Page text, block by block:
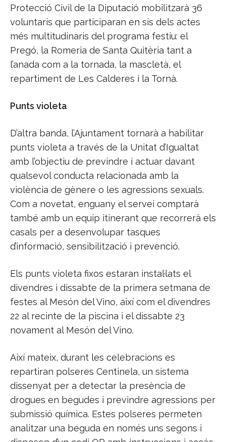
Protecció Civil de la Diputació mobilitzarà 36
voluntaris que participaran en sis dels actes
més multitudinaris del programa festiu: el
Pregó, la Romeria de Santa Quitèria tant a
l’anada com a la tornada, la mascletà, el
repartiment de Les Calderes i la Tornà.
Punts violeta
D’altra banda, l’Ajuntament tornarà a habilitar
punts violeta a través de la Unitat d’Igualtat
amb l’objectiu de previndre i actuar davant
qualsevol conducta relacionada amb la
violència de gènere o les agressions sexuals.
Com a novetat, enguany el servei comptarà
també amb un equip itinerant que recorrerà els
casals per a desenvolupar tasques
d’informació, sensibilització i prevenció.
Els punts violeta fixos estaran instal·lats el
divendres i dissabte de la primera setmana de
festes al Mesón del Vino, així com el divendres
22 al recinte de la piscina i el dissabte 23
novament al Mesón del Vino.
Així mateix, durant les celebracions es
repartiran polseres Centinela, un sistema
dissenyat per a detectar la presència de
drogues en begudes i previndre agressions per
submissió química. Estes polseres permeten
analitzar una beguda en només uns segons i